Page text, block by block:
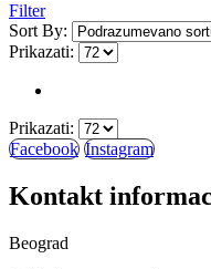
Filter
Sort By:
Prikazati:
Prikazati:
Facebook Instagram
Kontakt
Beograd